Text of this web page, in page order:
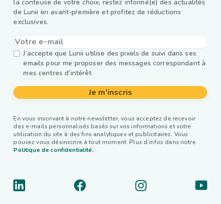
la conteuse de votre choix, restez informé(e) des actualités
de Lunii en avant-première et profitez de réductions
exclusives.
J’accepte que Lunii utilise des pixels de suivi dans ses
emails pour me proposer des messages correspondant à
mes centres d'intérêt
Je m'inscris
En vous inscrivant à notre newsletter, vous acceptez de recevoir
des e-mails personnalisés basés sur vos informations et votre
utilisation du site à des fins analytiques et publicitaires. Vous
pouvez vous désinscrire à tout moment. Plus d’infos dans notre
Politique de confidentialité.